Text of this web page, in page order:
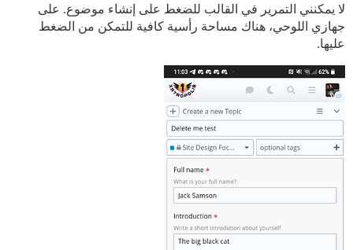
لا يمكنني التمرير في القالب للضغط على إنشاء موضوع. على
جهازي اللوحي، هناك مساحة رأسية كافية للتمكن من الضغط
عليها.